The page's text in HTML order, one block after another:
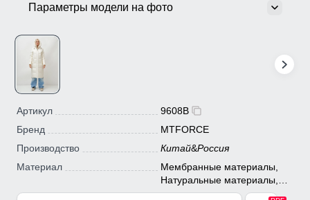
Параметры модели на фото
Артикул
9608B
Бренд
MTFORCE
Производство
Китай&Россия
Материал
Мембранные материалы,
Натуральные материалы,
Полиэстер, Плащевка,